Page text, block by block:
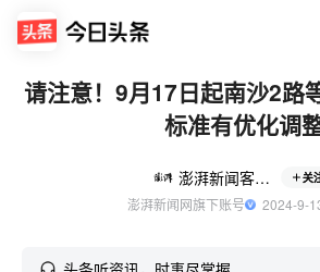
请注意！9月17日起南沙2路
标准有优化调
澎湃新闻客户端 关
澎湃新闻网旗下账号
2024-9-